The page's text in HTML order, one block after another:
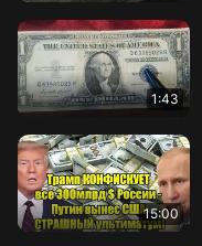
1:43
15:00